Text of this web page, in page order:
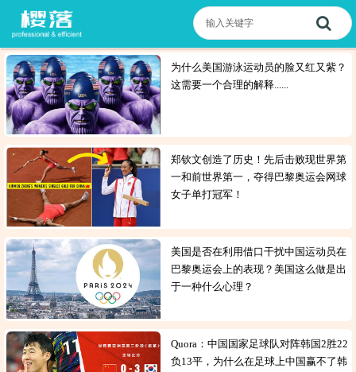
为什么美国游泳运动员的脸又红又紫？
这需要一个合理的解释......
郑钦文创造了历史！先后击败现世界第
一和前世界第一，夺得巴黎奥运会网球
女子单打冠军！
美国是否在利用借口干扰中国运动员在
巴黎奥运会上的表现？美国这么做是出
于一种什么心理？
Quora：中国国家足球队对阵韩国2胜22
负13平，为什么在足球上中国赢不了韩